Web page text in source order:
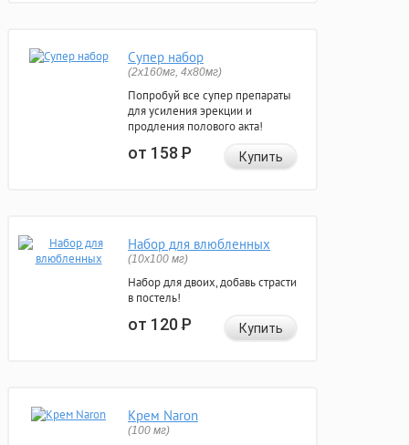
Супер набор
(2х160мг, 4х80мг)
Попробуй все супер препараты
для усиления эрекции и
продления полового акта!
от 158Р Купить
Набор для влюбленных
(10х100 мг)
Набор для двоих, добавь страсти
в постель!
от 120Р Купить
Крем Naron
(100 мг)